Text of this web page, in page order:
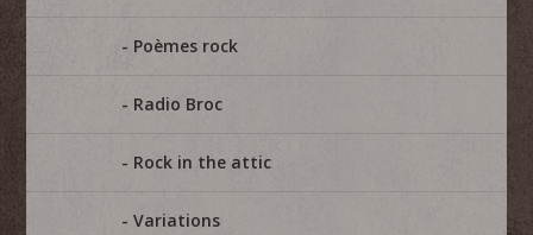
Poèmes rock
Radio Broc
Rock in the attic
Variations